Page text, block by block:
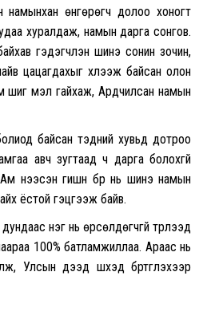
намынхан өнгөрөгч долоо хоногт
хуралдаж, намын дарга сонгов.
гэдэгчлэн шинэ сонин зочин,
цацагдахыг хүлээж байсан олон
шиг мэл гайхаж, Ардчилсан намын
байсан тэдний хувьд дотроо
авч зугтаад ч дарга болохгүй
нээсэн гишүүн бүр нь шинэ намын
ёстой гэцгээж байв.
нэг нь өрсөлдөгчгүй түрүүлээд
100% батламжиллаа. Араас нь
дээд шүүхэд бүртгүүлэхээр